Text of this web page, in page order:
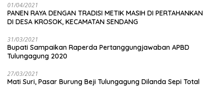
01/04/2021
PANEN RAYA DENGAN TRADISI METIK MASIH DI PERTAHANKAN
DI DESA KROSOK, KECAMATAN SENDANG
31/03/2021
Bupati Sampaikan Raperda Pertanggungjawaban APBD
Tulungagung 2020
27/03/2021
Mati Suri, Pasar Burung Beji Tulungagung Dilanda Sepi Total